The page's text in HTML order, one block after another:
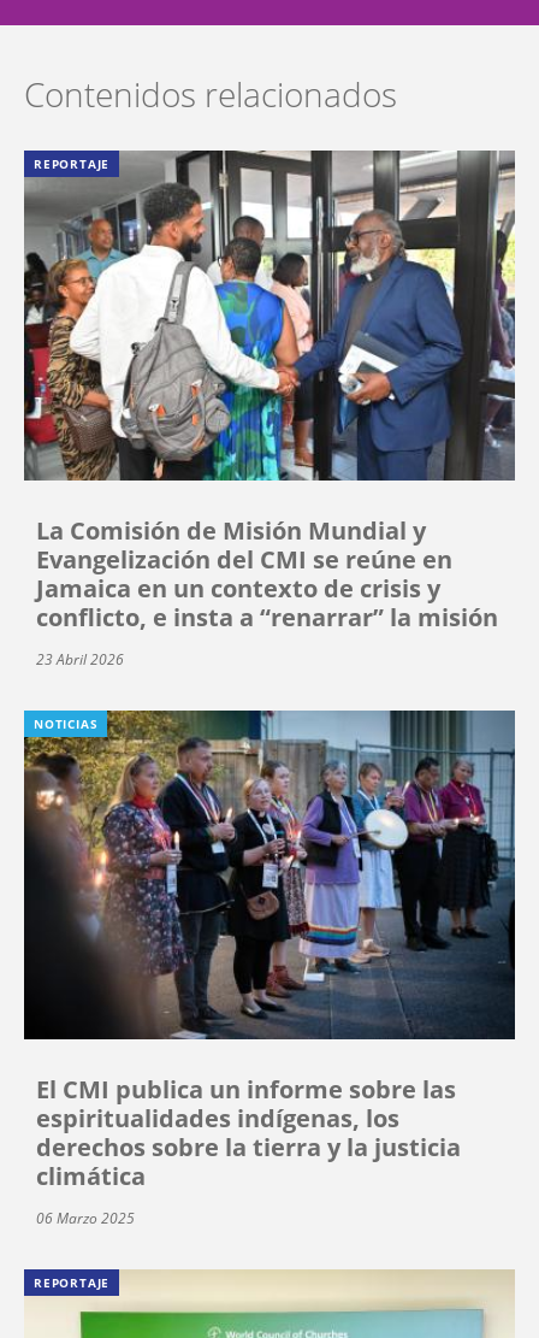
Contenidos relacionados
REPORTAJE
La Comisión de Misión Mundial y
Evangelización del CMI se reúne en
Jamaica en un contexto de crisis y
conflicto, e insta a “renarrar” la misión
23 Abril 2026
NOTICIAS
El CMI publica un informe sobre las
espiritualidades indígenas, los
derechos sobre la tierra y la justicia
climática
06 Marzo 2025
REPORTAJE